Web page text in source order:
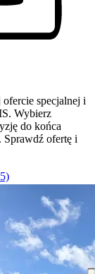
specjalnej i
Wybierz
do końca
Sprawdź ofertę i